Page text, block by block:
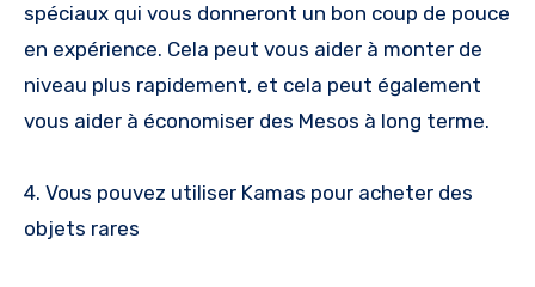
spéciaux qui vous donneront un bon coup de pouce
en expérience. Cela peut vous aider à monter de
niveau plus rapidement, et cela peut également
vous aider à économiser des Mesos à long terme.
4. Vous pouvez utiliser Kamas pour acheter des
objets rares